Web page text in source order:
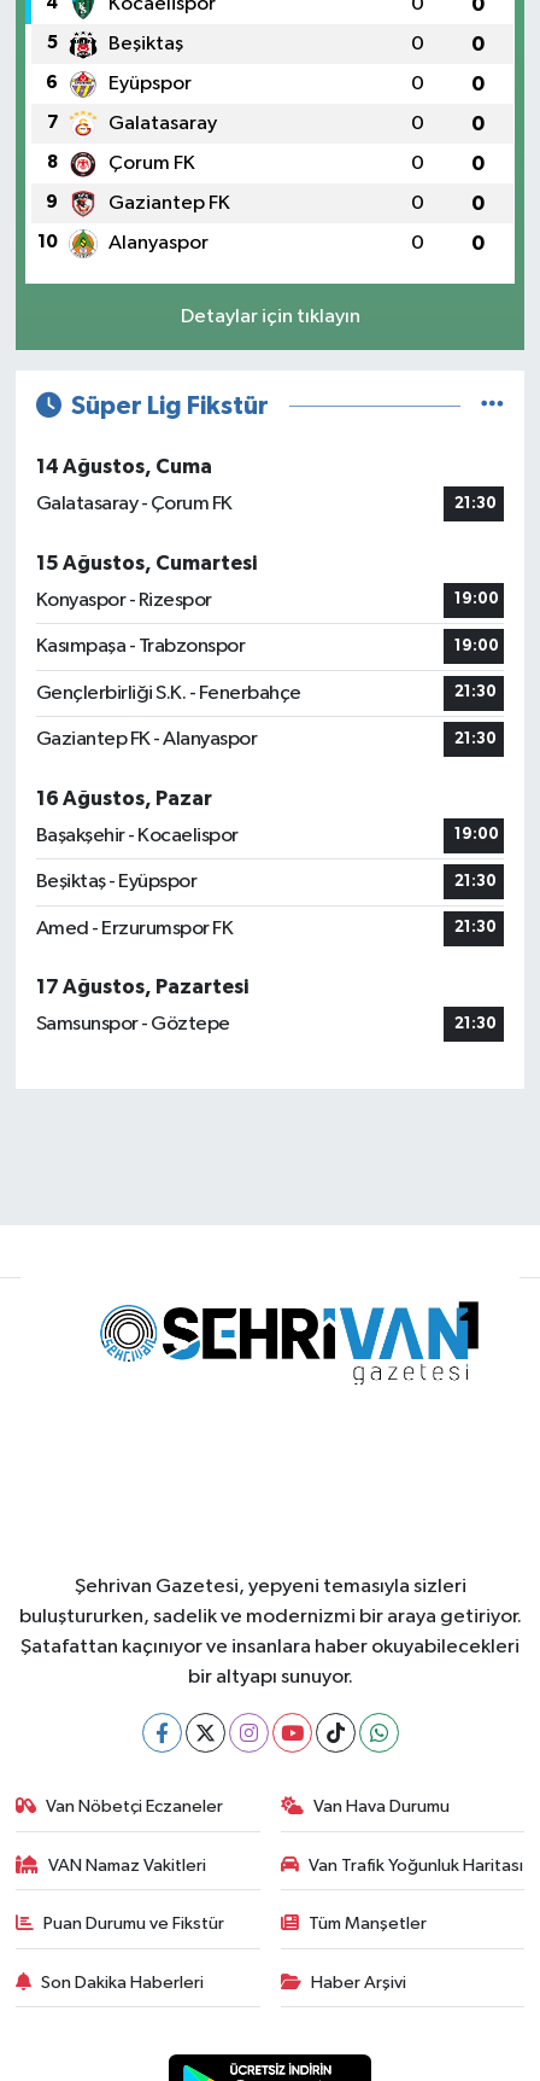
5 Beşiktaş 0 0
6 Eyüpspor 0 0
7 Galatasaray 0 0
8 Çorum FK 0 0
9 Gaziantep FK 0 0
10 Alanyaspor 0 0
Detaylar için tıklayın
Süper Lig Fikstür
14 Ağustos, Cuma
Galatasaray - Çorum FK
21:30
15 Ağustos, Cumartesi
Konyaspor - Rizespor
19:00
Kasımpaşa - Trabzonspor 19:00
Gençlerbirliği S.K. - Fenerbahçe 21:30
Gaziantep FK - Alanyaspor 21:30
16 Ağustos, Pazar
Başakşehir - Kocaelispor
19:00
Beşiktaş - Eyüpspor 21:30
Amed - Erzurumspor FK 21:30
17 Ağustos, Pazartesi
Samsunspor - Göztepe
21:30
Şehrivan Gazetesi, yepyeni temasıyla sizleri
buluştururken, sadelik ve modernizmi bir araya getiriyor.
Şatafattan kaçınıyor ve insanlara haber okuyabilecekleri
bir altyapı sunuyor.
Van Nöbetçi Eczaneler Van Hava Durumu
VAN Namaz Vakitleri Van Trafik Yoğunluk Haritası
Puan Durumu ve Fikstür Tüm Manşetler
Son Dakika Haberleri Haber Arşivi